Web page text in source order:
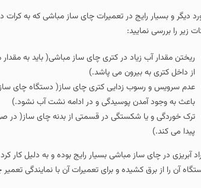
دیگر و بسیار رایج در تعمیرات چای ساز مباشی که به
زیر را بررسی نمایید:
ریختن مقدار آب زیاد در کتری چای ساز مباشی( باید به
از داخل کتری به بیرون می پاشد.)
عدم سرویس و رسوب زدایی کتری چای ساز( دستگاه چای ساز
باعث به وجود آمدن پوسیدگی و در ادامه نشت آب نشود.)
ترک خوردگی و یا شکستگی در قسمتی از بدنه چای ساز( در
پیدا می کند.)
آبریزی در چای ساز مباشی بسیار رایج بوده و به دلیل
آن را از برق کشیده و برای تعمیرات آن با نمایندگی